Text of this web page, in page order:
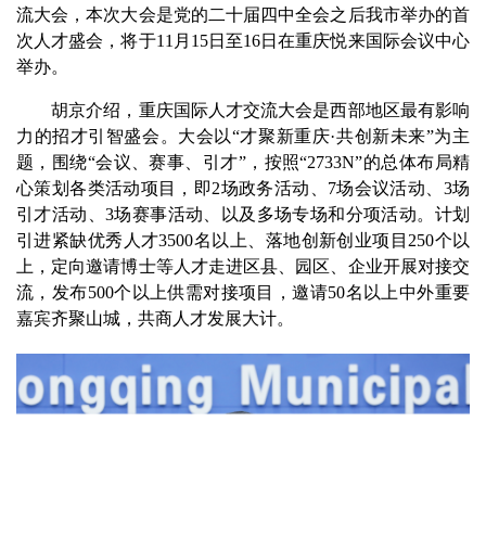
流大会，本次大会是党的二十届四中全会之后我市举办的首
次人才盛会，将于11月15日至16日在重庆悦来国际会议中心
举办。
胡京介绍，重庆国际人才交流大会是西部地区最有影响
力的招才引智盛会。大会以“才聚新重庆·共创新未来”为主
题，围绕“会议、赛事、引才”，按照“2733N”的总体布局精
心策划各类活动项目，即2场政务活动、7场会议活动、3场
引才活动、3场赛事活动、以及多场专场和分项活动。计划
引进紧缺优秀人才3500名以上、落地创新创业项目250个以
上，定向邀请博士等人才走进区县、园区、企业开展对接交
流，发布500个以上供需对接项目，邀请50名以上中外重要
嘉宾齐聚山城，共商人才发展大计。